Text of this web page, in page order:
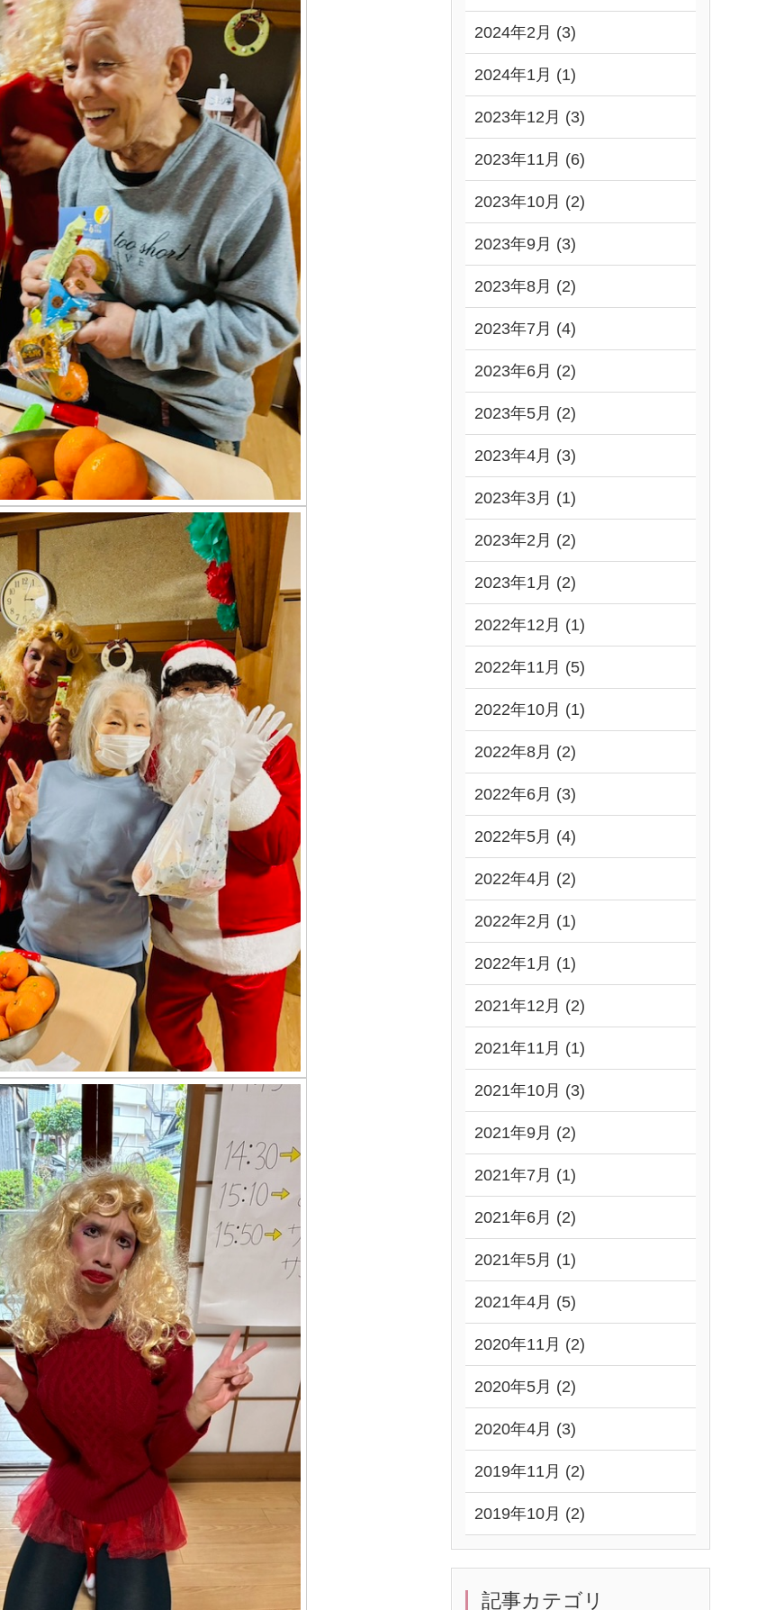
2024年2月 (3)
2024年1月 (1)
2023年12月 (3)
2023年11月 (6)
2023年10月 (2)
2023年9月 (3)
2023年8月 (2)
2023年7月 (4)
2023年6月 (2)
2023年5月 (2)
2023年4月 (3)
2023年3月 (1)
2023年2月 (2)
2023年1月 (2)
2022年12月 (1)
2022年11月 (5)
2022年10月 (1)
2022年8月 (2)
2022年6月 (3)
2022年5月 (4)
2022年4月 (2)
2022年2月 (1)
2022年1月 (1)
2021年12月 (2)
2021年11月 (1)
2021年10月 (3)
2021年9月 (2)
2021年7月 (1)
2021年6月 (2)
2021年5月 (1)
2021年4月 (5)
2020年11月 (2)
2020年5月 (2)
2020年4月 (3)
2019年11月 (2)
2019年10月 (2)
記事カテゴリ